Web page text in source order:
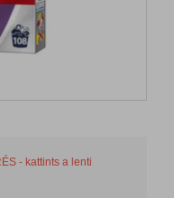
- kattints a lenti